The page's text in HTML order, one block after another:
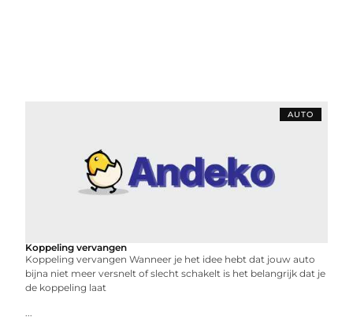
AUTO
Koppeling vervangen
Koppeling vervangen Wanneer je het idee hebt dat jouw auto
bijna niet meer versnelt of slecht schakelt is het belangrijk dat je
de koppeling laat
...